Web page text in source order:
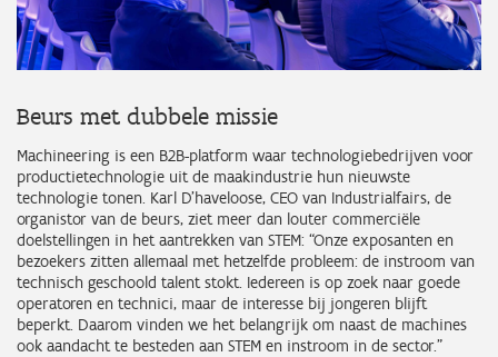
Beurs met dubbele missie
Machineering is een B2B-platform waar technologiebedrijven voor
productietechnologie uit de maakindustrie hun nieuwste
technologie tonen. Karl D’haveloose, CEO van Industrialfairs, de
organistor van de beurs, ziet meer dan louter commerciële
doelstellingen in het aantrekken van STEM: “Onze exposanten en
bezoekers zitten allemaal met hetzelfde probleem: de instroom van
technisch geschoold talent stokt. Iedereen is op zoek naar goede
operatoren en technici, maar de interesse bij jongeren blijft
beperkt. Daarom vinden we het belangrijk om naast de machines
ook aandacht te besteden aan STEM en instroom in de sector.”